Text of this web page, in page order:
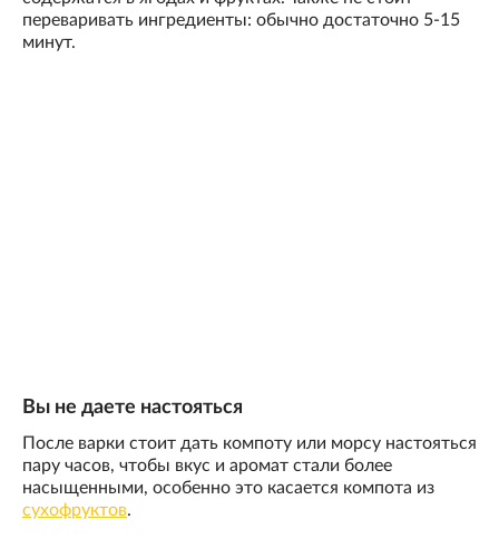
переваривать ингредиенты: обычно достаточно 5-15
минут.
Вы не даете настояться
После варки стоит дать компоту или морсу настояться
пару часов, чтобы вкус и аромат стали более
насыщенными, особенно это касается компота из
сухофруктов.